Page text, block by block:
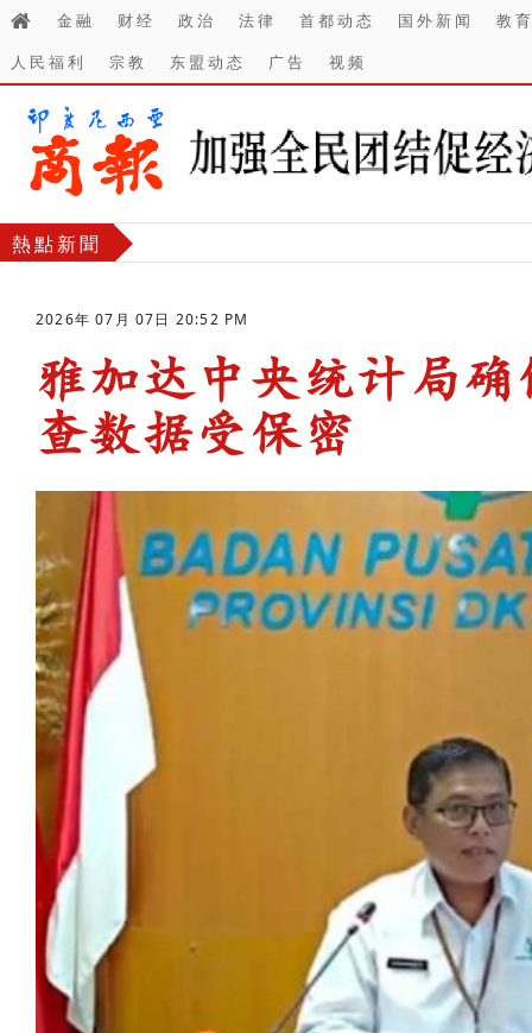
金融 财经 政治 法律 首都动态 国外新闻
教
人民福利
宗教 东盟动态 广告 视频
熱點新聞
2026年 07月 07日 20:52 PM
雅加达中央统计局
查数据受保密